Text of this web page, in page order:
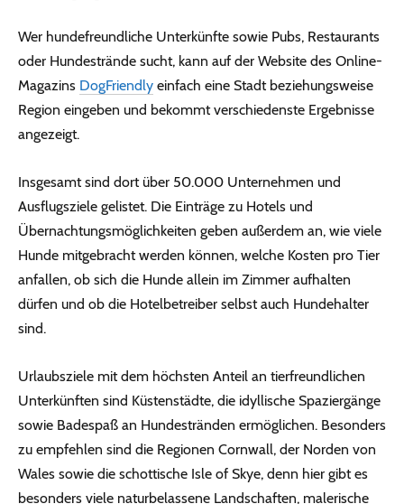
Wer hundefreundliche Unterkünfte sowie Pubs, Restaurants
oder Hundestrände sucht, kann auf der Website des Online-
Magazins DogFriendly einfach eine Stadt beziehungsweise
Region eingeben und bekommt verschiedenste Ergebnisse
angezeigt.
Insgesamt sind dort über 50.000 Unternehmen und
Ausflugsziele gelistet. Die Einträge zu Hotels und
Übernachtungsmöglichkeiten geben außerdem an, wie viele
Hunde mitgebracht werden können, welche Kosten pro Tier
anfallen, ob sich die Hunde allein im Zimmer aufhalten
dürfen und ob die Hotelbetreiber selbst auch Hundehalter
sind.
Urlaubsziele mit dem höchsten Anteil an tierfreundlichen
Unterkünften sind Küstenstädte, die idyllische Spaziergänge
sowie Badespaß an Hundestränden ermöglichen. Besonders
zu empfehlen sind die Regionen Cornwall, der Norden von
Wales sowie die schottische Isle of Skye, denn hier gibt es
besonders viele naturbelassene Landschaften, malerische